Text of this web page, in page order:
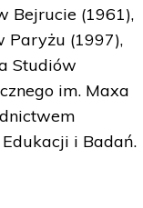
Bejrucie (1961),
Paryżu (1997),
Studiów
im. Maxa
i Badań.